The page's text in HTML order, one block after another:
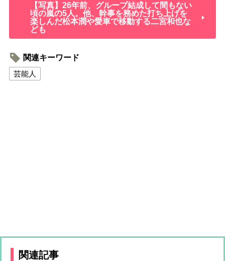
【写真】26年前、グループ結成して間もない
頃の嵐の5人。他、幹事を務めた打ち上げを
楽しんだ松本潤や愛車で移動する二宮和也な
ども
関連キーワード
芸能人
関連記事